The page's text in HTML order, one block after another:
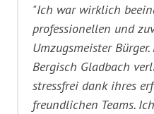
"Ich war wirklich
professionellen und
Umzugsmeister
Bergisch Gladbach
stressfrei dank ihres
freundlichen Teams.